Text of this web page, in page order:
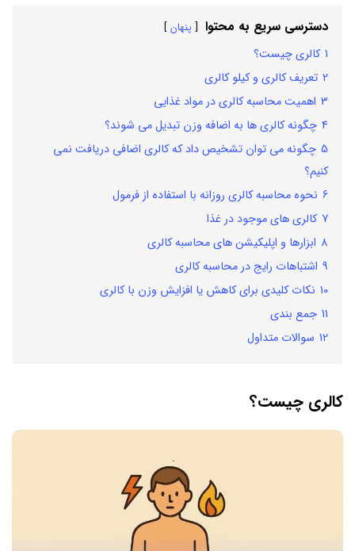
دسترسی سریع به محتوا پنهان
1 کالری چیست؟
2 تعریف کالری و کیلو کالری
3 اهمیت محاسبه کالری در مواد غذایی
4 چگونه کالری ها به اضافه وزن تبدیل می شوند؟
5 چگونه می توان تشخیص داد که کالری اضافی دریافت نمی
کنیم؟
6 نحوه محاسبه کالری روزانه با استفاده از فرمول
7 کالری های موجود در غذا
8 ابزارها و اپلیکیشن های محاسبه کالری
9 اشتباهات رایج در محاسبه کالری
10 نکات کلیدی برای کاهش یا افزایش وزن با کالری
11 جمع بندی
12 سوالات متداول
کالری چیست؟